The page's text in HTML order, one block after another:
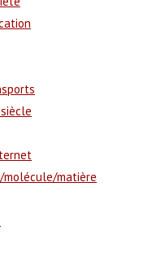
molécule/matière